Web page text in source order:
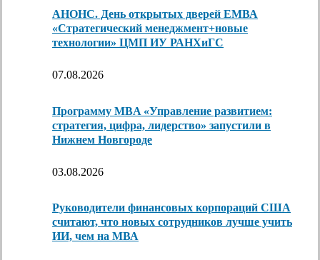
АНОНС. День открытых дверей ЕМВА
«Стратегический менеджмент+новые
технологии» ЦМП ИУ РАНХиГС
07.08.2026
Программу MBA «Управление развитием:
стратегия, цифра, лидерство» запустили в
Нижнем Новгороде
03.08.2026
Руководители финансовых корпораций США
считают, что новых сотрудников лучше учить
ИИ, чем на МВА